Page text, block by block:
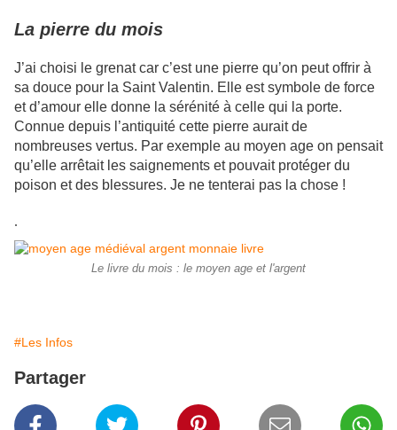
La pierre du mois
J’ai choisi le grenat car c’est une pierre qu’on peut offrir à
sa douce pour la Saint Valentin. Elle est symbole de force
et d’amour elle donne la sérénité à celle qui la porte.
Connue depuis l’antiquité cette pierre aurait de
nombreuses vertus. Par exemple au moyen age on pensait
qu’elle arrêtait les saignements et pouvait protéger du
poison et des blessures. Je ne tenterai pas la chose !
.
Le livre du mois : le moyen age et l'argent
#Les Infos
Partager